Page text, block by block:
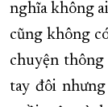
nghĩa không
cũng không
chuyện thông
tay đôi